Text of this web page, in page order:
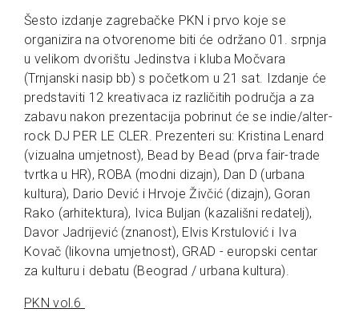
Šesto izdanje zagrebačke PKN i prvo koje se
organizira na otvorenome biti će održano 01. srpnja
u velikom dvorištu Jedinstva i kluba Močvara
(Trnjanski nasip bb) s početkom u 21 sat. Izdanje će
predstaviti 12 kreativaca iz različitih područja a za
zabavu nakon prezentacija pobrinut će se indie/alter-
rock DJ PER LE CLER. Prezenteri su: Kristina Lenard
(vizualna umjetnost), Bead by Bead (prva fair-trade
tvrtka u HR), ROBA (modni dizajn), Dan D (urbana
kultura), Dario Dević i Hrvoje Živčić (dizajn), Goran
Rako (arhitektura), Ivica Buljan (kazališni redatelj),
Davor Jadrijević (znanost), Elvis Krstulović i Iva
Kovač (likovna umjetnost), GRAD - europski centar
za kulturu i debatu (Beograd / urbana kultura).
PKN vol.6